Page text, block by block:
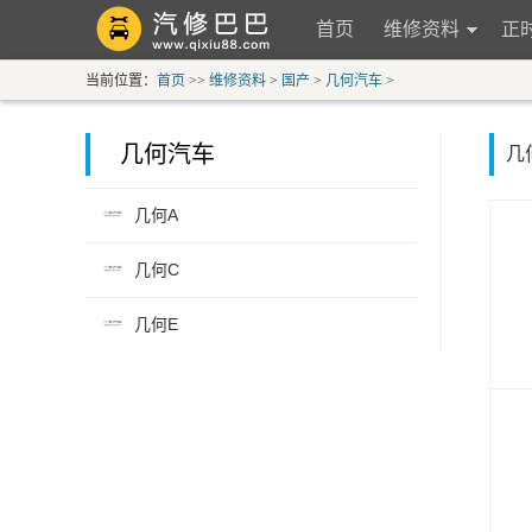
首页 维修资料 正
当前位置： 首页 >> 维修资料 > 国产 > 几何汽车 >
几何汽车
几何A
几何C
几何E
几